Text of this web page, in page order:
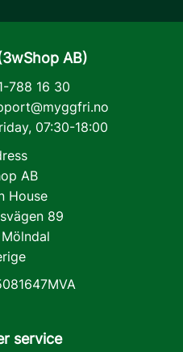
AB)
788 16 30
07:30-18:00
AB
House
89
service